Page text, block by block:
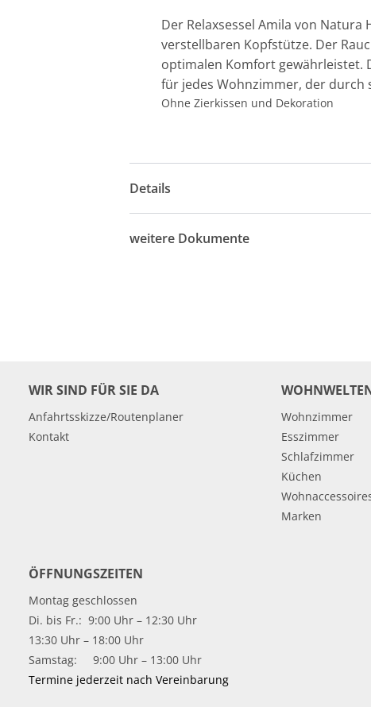
Der Relaxsessel Amila von
verstellbaren Kopfstütze. Der
optimalen Komfort gewährleistet.
für jedes Wohnzimmer, der
Ohne Zierkissen und Dekoration
Details
weitere Dokumente
WIR SIND FÜR SIE DA
Anfahrtsskizze/Routenplaner
Kontakt
Wohnzimmer
Esszimmer
Schlafzimmer
Küchen
Marken
ÖFFNUNGSZEITEN
Montag geschlossen
Di. bis Fr.: 9:00 Uhr – 12:30 Uhr
13:30 Uhr – 18:00 Uhr
Samstag: 9:00 Uhr – 13:00 Uhr
Termine jederzeit nach Vereinbarung